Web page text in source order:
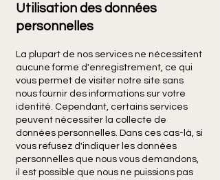
Utilisation des données
personnelles
La plupart de nos services ne nécessitent
aucune forme d'enregistrement, ce qui
vous permet de visiter notre site sans
nous fournir des informations sur votre
identité. Cependant, certains services
peuvent nécessiter la collecte de
données personnelles. Dans ces cas-là, si
vous refusez d'indiquer les données
personnelles que nous vous demandons,
il est possible que nous ne puissions pas